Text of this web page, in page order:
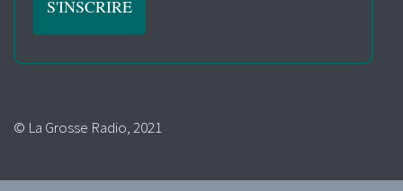
© La Grosse Radio, 2021